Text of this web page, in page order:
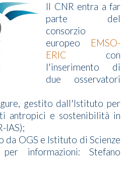
Il CNR entra a far
parte del
consorzio
europeo EMSO-
ERIC con
l'inserimento di
due osservatori
gestito dall'Istituto per
antropici e sostenibilità in
IAS);
da OGS e Istituto di Scienze
informazioni: Stefano